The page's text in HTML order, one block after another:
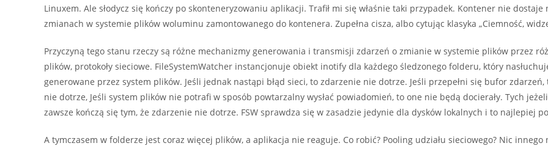
Linuxem. Ale słodycz się kończy po skonteneryzowaniu aplikacji. Trafił mi się właśnie taki przypadek. Kontener nie dostaje
zmianach w systemie plików woluminu zamontowanego do kontenera. Zupełna cisza, albo cytując klasyka „Ciemność,
Przyczyną tego stanu rzeczy są różne mechanizmy generowania i transmisji zdarzeń o zmianie w systemie plików przez
plików, protokoły sieciowe. FileSystemWatcher instancjonuje obiekt inotify dla każdego śledzonego folderu, który
generowane przez system plików. Jeśli jednak nastąpi błąd sieci, to zdarzenie nie dotrze. Jeśli przepełni się bufor zdarzeń,
nie dotrze, Jeśli system plików nie potrafi w sposób powtarzalny wysłać powiadomień, to one nie będą docierały. Tych
zawsze kończą się tym, że zdarzenie nie dotrze. FSW sprawdza się w zasadzie jedynie dla dysków lokalnych i to najlepiej
A tymczasem w folderze jest coraz więcej plików, a aplikacja nie reaguje. Co robić? Pooling udziału sieciowego? Nic innego